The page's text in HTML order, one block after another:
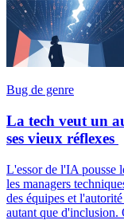
Bug de genre
La tech veut un
ses vieux réflexes
L'essor de l'IA pousse
les managers
des équipes et
autant que d'inclusion.